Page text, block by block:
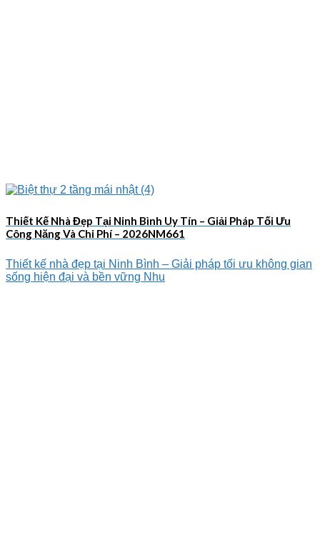
Thiết Kế Nhà Đẹp Tại Ninh Bình Uy Tín – Giải Pháp Tối Ưu
Công Năng Và Chi Phí – 2026NM661
Thiết kế nhà đẹp tại Ninh Bình – Giải pháp tối ưu không gian
sống hiện đại và bền vững Nhu